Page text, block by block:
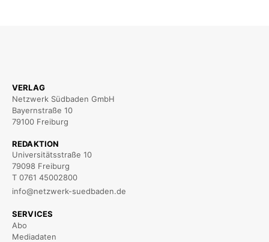
VERLAG
Netzwerk Südbaden GmbH
Bayernstraße 10
79100 Freiburg
REDAKTION
Universitätsstraße 10
79098 Freiburg
T 0761 45002800
info@netzwerk-suedbaden.de
SERVICES
Abo
Mediadaten